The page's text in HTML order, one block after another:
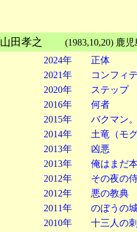
山田孝之
(1983,10,20)
2024年 正体
2021年 コンフィデ
2020年 ステップ
2016年 何者
2015年 バクマン
2014年 土竜（モグ
2013年 凶悪
2013年 俺はまだ本
2012年 その夜の
2012年 悪の教典
2011年 のぼう
2010年 十三人の